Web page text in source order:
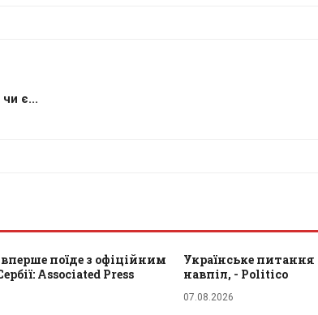
є...
поїде з офіційним
Associated Press
Українське питання
навпіл, - Politico
07.08.2026